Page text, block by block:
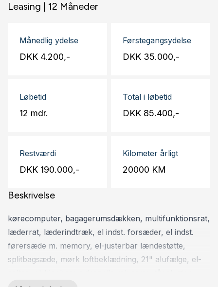
Leasing | 12 Måneder
Månedlig ydelse
DKK 4.200,-
Førstegangsydelse
DKK 35.000,-
Løbetid
12 mdr.
Total i løbetid
DKK 85.400,-
Restværdi
DKK 190.000,-
Kilometer årligt
20000 KM
Beskrivelse
kørecomputer, bagagerumsdækken, multifunktionsrat,
læderrat, læderindtræk, el indst. forsæder, el indst.
førersæde m. memory, el-justerbar lændestøtte,
splitbagsæde, mørk loftbeklædning, 21" alufælge, el-